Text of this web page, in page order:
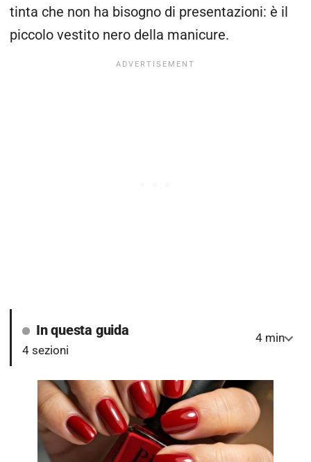
tinta che non ha bisogno di presentazioni: è il
piccolo vestito nero della manicure.
In questa guida
4 sezioni
4 min